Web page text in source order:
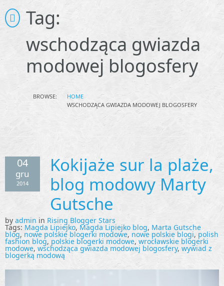
Home
About
Contact
Tag:
wschodząca gwiazda
modowej blogosfery
BROWSE:
HOME
WSCHODZĄCA GWIAZDA MODOWEJ BLOGOSFERY
04
gru
2014
Kokijaże sur la plaże,
blog modowy Marty
Gutsche
by adminin Rising Blogger Stars
Tags: Magda Lipiejko,Magda Lipiejko blog, Marta Gutsche
blog, nowe polskie blogerki modowe, nowe polskie blogi, polish
fashion blog, polskie blogerki modowe, wrocławskie blogerki
modowe, wschodząca gwiazda modowej blogosfery, wywiad z
blogerką modową